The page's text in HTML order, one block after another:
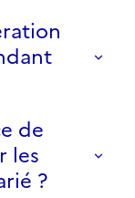
de
les
?